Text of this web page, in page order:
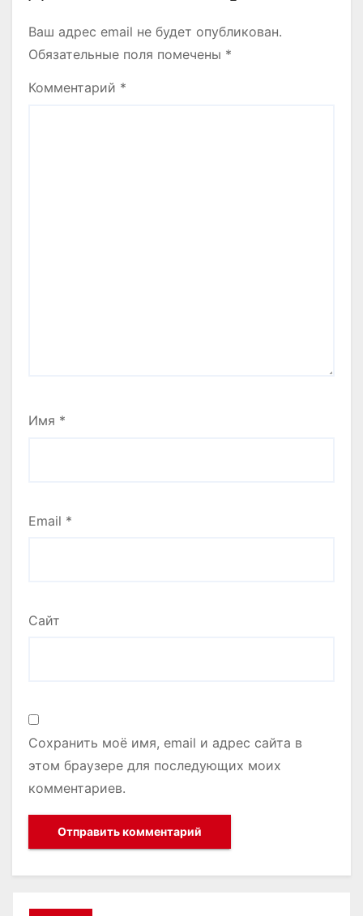
Ваш адрес email не будет опубликован.
Обязательные поля помечены *
Комментарий *
Имя *
Email *
Сайт
Сохранить моё имя, email и адрес сайта в
этом браузере для последующих моих
комментариев.